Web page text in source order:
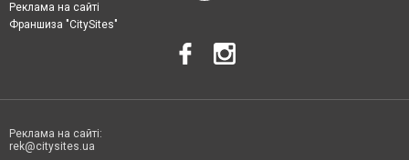
Реклама на сайті
Франшиза "CitySites"
Реклама на сайті:
rek@citysites.ua